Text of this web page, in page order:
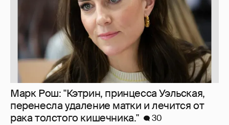
Марк Рош: "Кэтрин, принцесса Уэльская,
перенесла удаление матки и лечится от
рака толстого кишечника."
30